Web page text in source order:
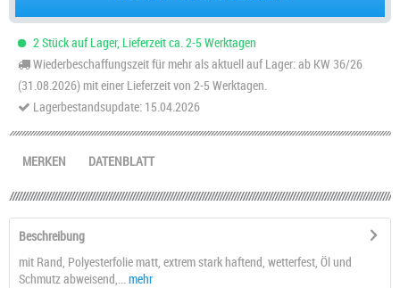
2 Stück auf Lager, Lieferzeit ca. 2-5 Werktagen
Wiederbeschaffungszeit für mehr als aktuell auf Lager: ab KW 36/26
(31.08.2026) mit einer Lieferzeit von 2-5 Werktagen.
Lagerbestandsupdate: 15.04.2026
DATENBLATT
MERKEN
Beschreibung
mit Rand, Polyesterfolie matt, extrem stark haftend, wetterfest, Öl und
Schmutz abweisend,...
mehr